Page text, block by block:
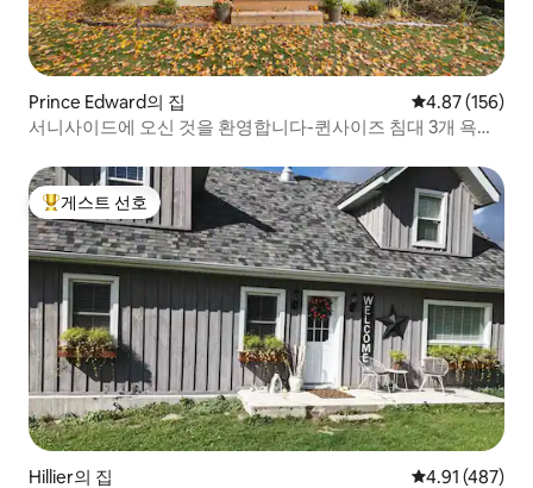
Prince Edward의 집 평점 4.87점(5
4.87 (156)
서니사이드에 오신 것을 환영합니다-퀸사이즈 침대 3개 욕실
상위 게스트 선호
게스트 선호
Hillier의 집 평점 4.91점(5
4.91 (487)